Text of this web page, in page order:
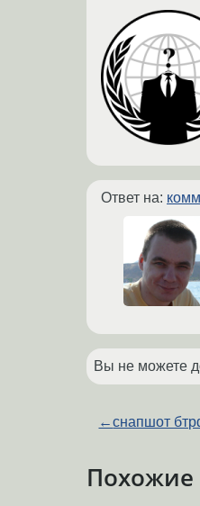
Ответ на:
Вы не можете
←снапшот